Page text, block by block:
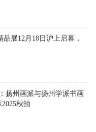
展12月18日沪上启幕，
扬州画派与扬州学派书画
秋拍